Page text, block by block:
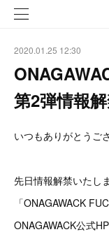
2020.01.25 12:30
第2弾情報解
いつもありがとうご
先日情報解禁いたし
「ONAGAWACK
ONAGAWACK公式